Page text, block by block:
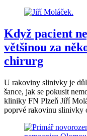
Když pacient
většinou za
chirurg
U rakoviny slinivky je
šance, jak se pokusit
kliniky FN Plzeň Jiří
poprvé rakovinu slinivky